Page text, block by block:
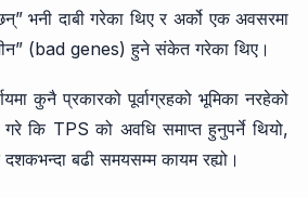
भनी दाबी गरेका थिए र अर्को एक अवसरमा
(bad genes) हुने संकेत गरेका थिए।
कुनै प्रकारको पूर्वाग्रहको भूमिका नरहेको
कि TPS को अवधि समाप्त हुनुपर्ने थियो,
बढी समयसम्म कायम रह्यो।